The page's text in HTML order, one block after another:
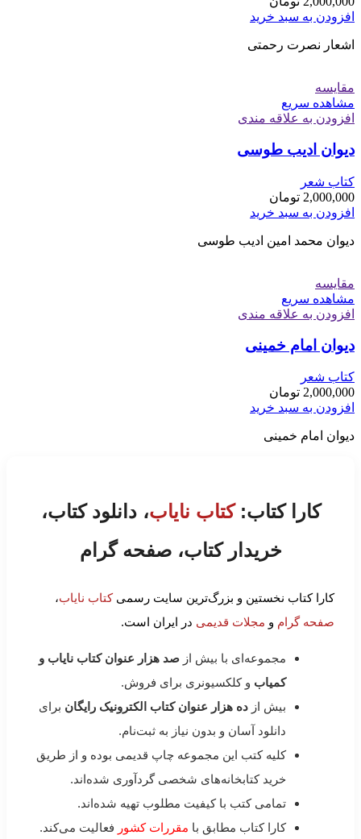
افزودن به سبد خرید
اشعار نصرت رحمتی
مقایسه
مشاهده سریع
افزودن به علاقه مندی
دیوان ادیب طوسی
کتاب شعر
2,000,000 تومان
افزودن به سبد خرید
دیوان محمد امین ادیب طوسی
مقایسه
مشاهده سریع
افزودن به علاقه مندی
دیوان امام خمینی
کتاب شعر
2,000,000 تومان
افزودن به سبد خرید
دیوان امام خمینی
کارا کتاب:کتاب نایاب، دانلود کتاب،
خریدار کتاب، صفحه گرام
کارا کتاب نخستین و بزرگ‌ترین سایت رسمیکتاب نایاب،
صفحه گرام و مجلات قدیمی در ایران است.
مجموعه‌ای با بیش از صد هزار عنوان کتاب نایاب و
کمیاب و کلکسیونری برای فروش.
بیش از ده هزار عنوان کتاب الکترونیک رایگان برای
دانلود آسان و بدون نیاز به ثبت‌نام.
کلیه کتب این مجموعه چاپ قدیمی بوده و از طریق
خرید کتابخانه‌های شخصی گردآوری شده‌اند.
تمامی کتب با کیفیت مطلوب تهیه شده‌اند.
کارا کتاب مطابق با مقررات کشور فعالیت می‌کند.